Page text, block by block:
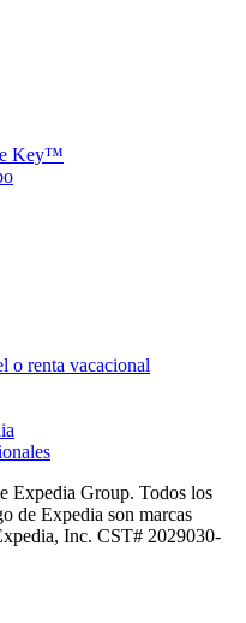
Key™
o renta vacacional
Expedia Group. Todos los
de Expedia son marcas
Inc. CST# 2029030-